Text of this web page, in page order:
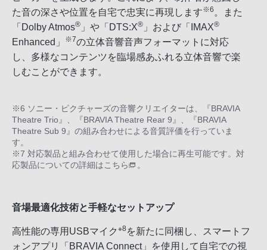
た音の深さや位置を自宅で忠実に再現します※6 。また
「Dolby Atmos® 」や「DTS:X® 」および「IMAX®
Enhanced」 ※7の立体音響音声フォーマットに対応
し、多様なコンテンツを臨場感あふれる立体音響で楽
しむことができます。
※6 ソニー・ピクチャーズの音響クリエイターは、『BRAVIA
Theatre Trio』、『BRAVIA Theatre Rear 9』、『BRAVIA
Theatre Sub 9』の組み合わせによる音質評価を行っていま
す。
※7 対応製品と組み合わせて使用した場合に再生可能です。対
応製品についての詳細は こちら 。
音場最適化技術と手軽なセットアップ
高性能の専用USBマイク ※8 を新たに同梱し、スマートフ
ォンアプリ「BRAVIA Connect」を使用して自宅での視